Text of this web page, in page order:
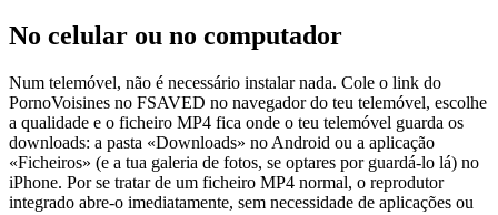
No celular ou no computador
Num telemóvel, não é necessário instalar nada. Cole o link do
PornoVoisines no FSAVED no navegador do teu telemóvel, escolhe
a qualidade e o ficheiro MP4 fica onde o teu telemóvel guarda os
downloads: a pasta «Downloads» no Android ou a aplicação
«Ficheiros» (e a tua galeria de fotos, se optares por guardá-lo lá) no
iPhone. Por se tratar de um ficheiro MP4 normal, o reprodutor
integrado abre-o imediatamente, sem necessidade de aplicações ou